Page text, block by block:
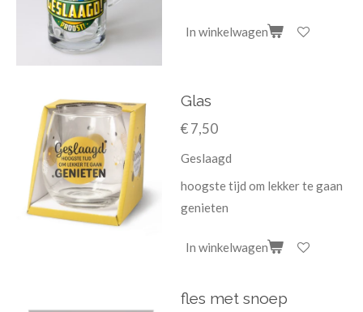
In winkelwagen
Glas
€ 7,50
Geslaagd
hoogste tijd om lekker te gaan
genieten
In winkelwagen
fles met snoep